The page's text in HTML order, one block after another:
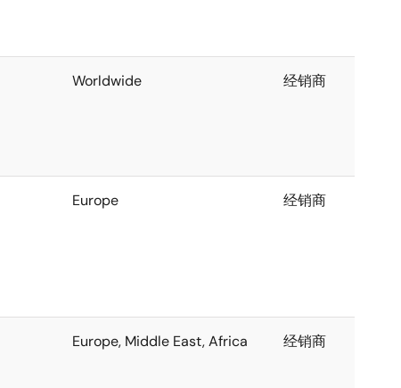
Worldwide 经销商
Europe 经销商
Europe, Middle East, Africa 经销商